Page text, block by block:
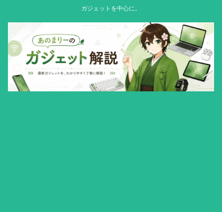
ガジェットを中心に。